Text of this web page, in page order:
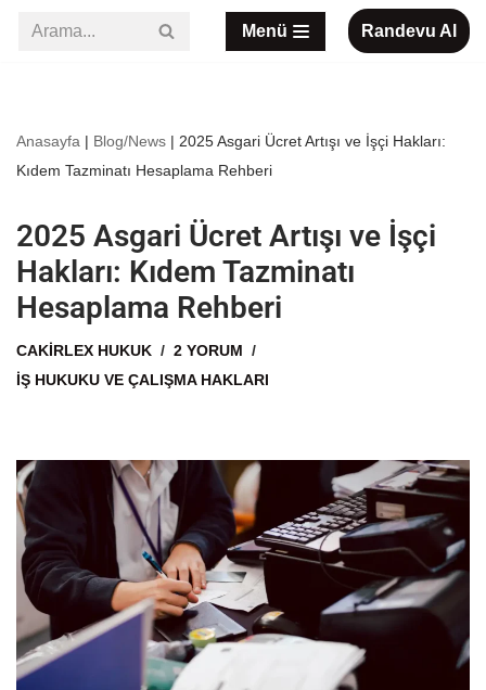
Menü Randevu Al
Anasayfa | Blog/News | 2025 Asgari Ücret Artışı ve İşçi Hakları:
Kıdem Tazminatı Hesaplama Rehberi
2025 Asgari Ücret Artışı ve İşçi
Hakları: Kıdem Tazminatı
Hesaplama Rehberi
CAKIRLEX HUKUK
2 YORUM
İŞ HUKUKU VE ÇALIŞMA HAKLARI